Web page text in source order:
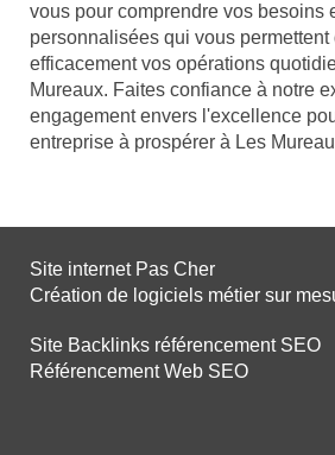
vous pour comprendre vos besoins
personnalisées qui vous permettent
efficacement vos opérations
Mureaux. Faites confiance à notre
engagement envers l'excellence
entreprise à prospérer à Les
Site internet Pas Cher
Création de logiciels métier sur
Site Backlinks référencement SEO
Référencement Web SEO